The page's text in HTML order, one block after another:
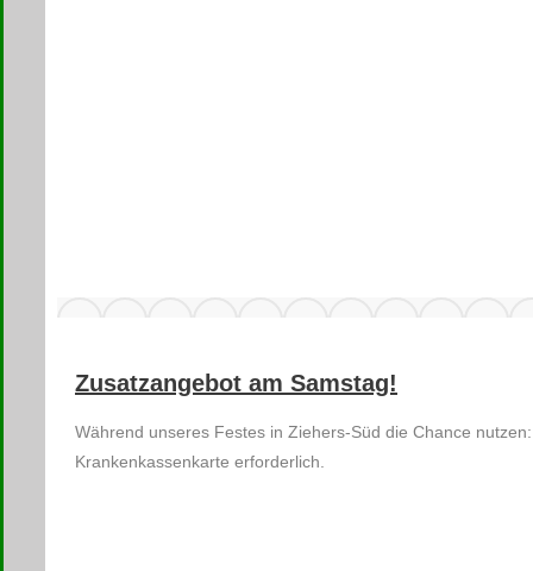
Zusatzangebot am Samstag!
Während unseres Festes in Ziehers-Süd die Chance
Krankenkassenkarte erforderlich.